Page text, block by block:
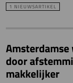
1 NIEUWSARTIKEL
door
makkelijker